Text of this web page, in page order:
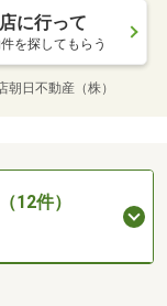
に行って
を探してもらう
日不動産（株）
12件）